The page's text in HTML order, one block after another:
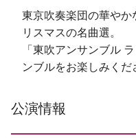
東京吹奏楽団の華やか
リスマスの名曲選。
「東吹アンサンブル
ンブルをお楽しみくだ
公演情報